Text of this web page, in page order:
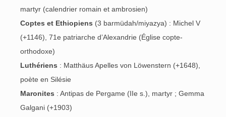
martyr (calendrier romain et ambrosien)
Coptes et Ethiopiens (3 barmüdah/miyazya) : Michel V
(+1146), 71e patriarche d’Alexandrie (Église copte-
orthodoxe)
Luthériens : Matthäus Apelles von Löwenstern (+1648),
poète en Silésie
Maronites : Antipas de Pergame (IIe s.), martyr ; Gemma
Galgani (+1903)